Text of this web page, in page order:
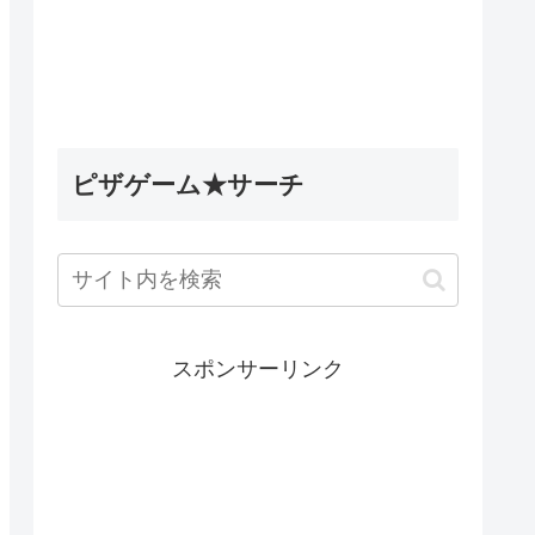
ピザゲーム★サーチ
スポンサーリンク